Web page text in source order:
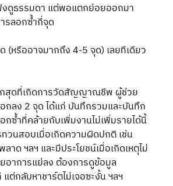
งดูธรรมดา แต่พอแตกย่อยออกมา
รลอกซ้ำกี่จุด
(หรืออาจมากถึง 4-5 จุด) เลยทีเดียว
กสุดที่เกิดการวัดสัญญาณชีพ ผู้ช่วย
กลง 2 จุด ได้แก่ บันทึกรวมและบันทึก
กซ้ำที่คล้ายกับเพิ่มงานไม่เพิ่มรายได้นี้
วนสอบเมื่อเกิดความผิดปกติ เช่น
ด ฯลฯ และมีประโยชน์เมื่อเกิดเหตุไม่
อาการแย่ลง ต้องการดูข้อมูล
กลับหาชาร์ตไม่เจอซะงั้น ฯลฯ